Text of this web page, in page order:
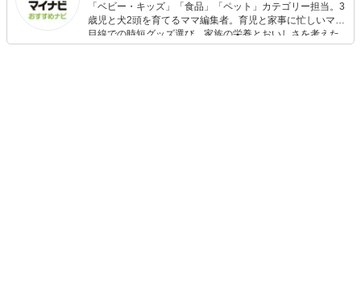
「ベビー・キッズ」「食品」「ペット」カテゴリー担当。3
歳児と犬2頭を育てるママ編集者。育児と家事に忙しいママ
目線での時短グッズ選び、家族の栄養とおいしさを考えた
食品選び、束の間のリラックスタイムを楽しむためのスイ